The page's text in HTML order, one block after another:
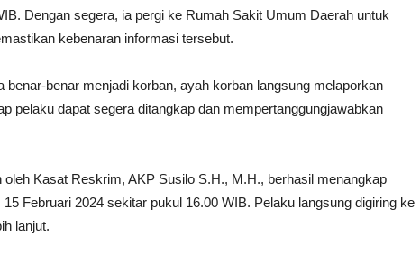
Dengan segera, ia pergi ke Rumah Sakit Umum Daerah untuk
kebenaran informasi tersebut.
benar-benar menjadi korban, ayah korban langsung melaporkan
pelaku dapat segera ditangkap dan mempertanggungjawabkan
oleh Kasat Reskrim, AKP Susilo S.H., M.H., berhasil menangkap
Februari 2024 sekitar pukul 16.00 WIB. Pelaku langsung digiring ke
lanjut.